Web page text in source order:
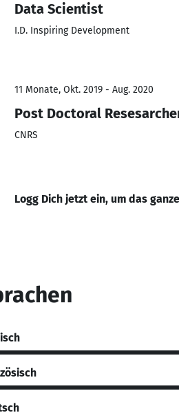
Data Scientist
I.D. Inspiring Development
11 Monate, Okt. 2019 - Aug. 2020
Post Doctoral
CNRS
Logg Dich jetzt ein, um das